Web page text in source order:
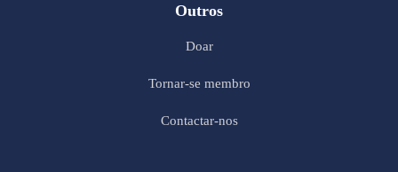
Outros
Doar
Tornar-se membro
Contactar-nos